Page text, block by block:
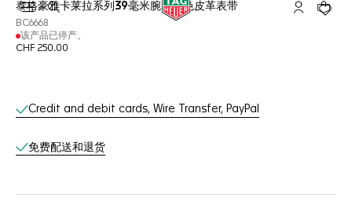
打开搜索 My TAG您的
泰格豪雅卡莱拉系列39毫米腕表橙色皮革表带
BC6668
该产品已停产。
CHF 250.00
线上服务
Credit and debit cards, Wire Transfer, PayPal
免费配送和退货